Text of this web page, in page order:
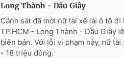
Long Thành - Dầu Giây
Cảnh sát đã mời nữ tài xế lái ô tô
TP.HCM - Long Thành - Dầu Giây
biên bản. Với lỗi vi phạm này, nữ
- 18 triệu đồng.